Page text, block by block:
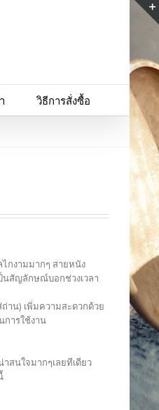
วิธีการสั่งซื้อ
กงามมากๆ สายหนัง
นสัญลักษณ์บอกช่วงเวลา
าน) เพิ่มความสะดวกด้วย
ารใช้งาน
สนใจมากๆเลยทีเดียว